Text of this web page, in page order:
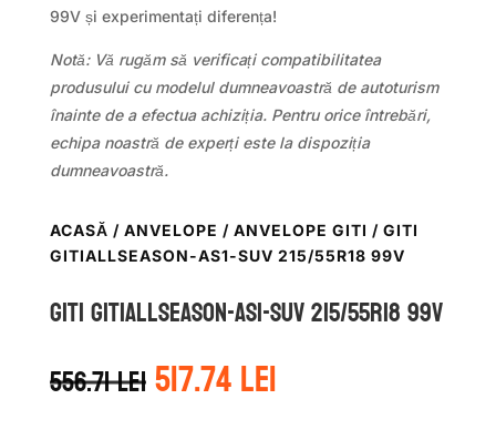
99V și experimentați diferența!
Notă: Vă rugăm să verificați compatibilitatea
produsului cu modelul dumneavoastră de autoturism
înainte de a efectua achiziția. Pentru orice întrebări,
echipa noastră de experți este la dispoziția
dumneavoastră.
ACASĂ / ANVELOPE / ANVELOPE GITI / GITI
GITIALLSEASON-AS1-SUV 215/55R18 99V
GITI GITIALLSEASON-AS1-SUV 215/55R18 99V
556.71leiPrețul
inițial
517.74leiPrețul
curent